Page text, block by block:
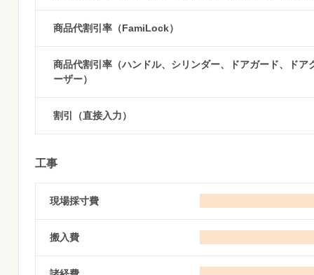
商品代割引率（FamiLock）
商品代割引率（ハンドル、シリンダー、ドアガード、ドア
ーザー）
割引（直接入力）
工事
現場採寸費
搬入費